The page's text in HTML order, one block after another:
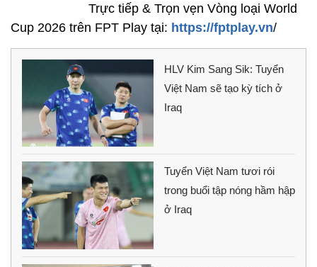
Trực tiếp & Trọn vẹn Vòng loại World
Cup 2026 trên FPT Play tại: https://fptplay.vn/
HLV Kim Sang Sik: Tuyển
Việt Nam sẽ tạo kỳ tích ở
Iraq
Tuyển Việt Nam tươi rói
trong buổi tập nóng hầm hập
ở Iraq